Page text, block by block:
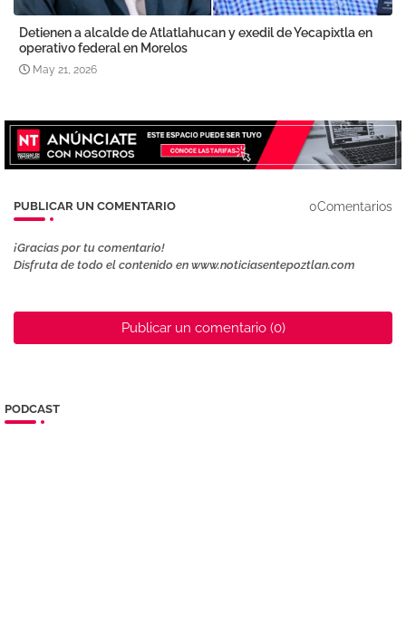
Detienen a alcalde de Atlatlahucan y exedil de Yecapixtla en
operativo federal en Morelos
May 21, 2026
PUBLICAR UN COMENTARIO 0Comentarios
¡Gracias por tu comentario!
Disfruta de todo el contenido en www.noticiasentepoztlan.com
Publicar un comentario (0)
PODCAST